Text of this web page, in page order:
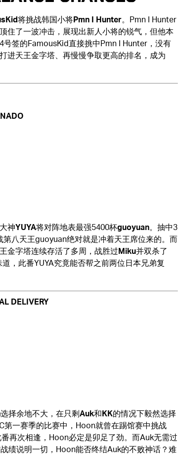
将挑战韩国小将Pmn I Hunter。Pmn I Hunter
住了一波冲击，展现出新人小将的锐气，但他本
号签的FamousKid直接挑中Pmn I Hunter，没有
进天王金字塔、再慢慢争取更高的排名，成为
神YUYA将对阵地表最强5400杯guoyuan。抽中3
第八天王guoyuan绝对就是冲着天王席位来的。而
金字塔连续存活了多周，战胜过Miku并双杀了
，此番YUYA究竟能否帮之前两位日本兄弟复
DELIVERY
选择余地不大，在只剩Auk和KK的情况下毅然选择
第一赛季的比赛中，Hoon就曾在踢馆赛中挑战
再次相逢，Hoon必定是卯足了劲。而Auk无需过
绩说明一切，Hoon能否终结Auk的不败神话？难